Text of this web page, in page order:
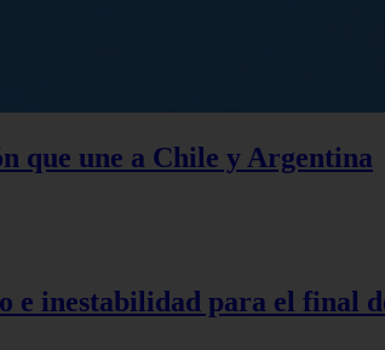
que une a Chile y Argentina
inestabilidad para el final